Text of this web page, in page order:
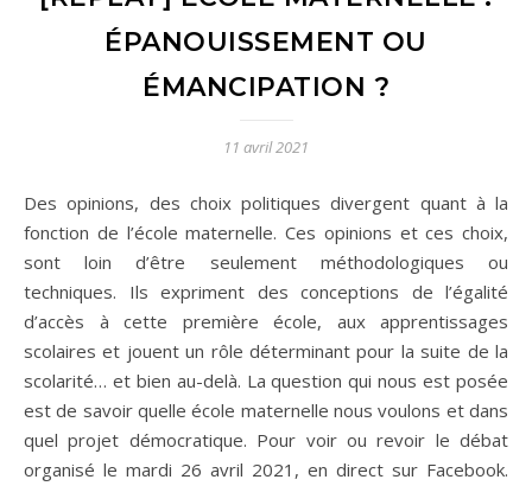
ÉPANOUISSEMENT OU
ÉMANCIPATION ?
11 avril 2021
Des opinions, des choix politiques divergent quant à la
fonction de l’école maternelle. Ces opinions et ces choix,
sont loin d’être seulement méthodologiques ou
techniques. Ils expriment des conceptions de l’égalité
d’accès à cette première école, aux apprentissages
scolaires et jouent un rôle déterminant pour la suite de la
scolarité… et bien au-delà. La question qui nous est posée
est de savoir quelle école maternelle nous voulons et dans
quel projet démocratique. Pour voir ou revoir le débat
organisé le mardi 26 avril 2021, en direct sur Facebook.